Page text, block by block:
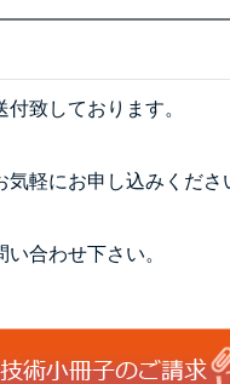
致しております。
気軽にお申し込みくださ
合わせ下さい。